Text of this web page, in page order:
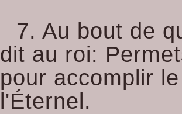
7. Au bout de
dit au roi:
pour accomplir
l'Éternel.